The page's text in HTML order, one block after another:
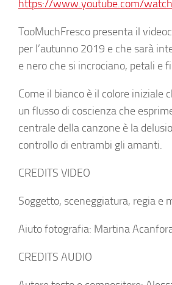
https://www.youtube.com/
TooMuchFresco presenta il
per l’autunno 2019 e che sarà
e nero che si incrociano, petali e
Come il bianco è il colore iniziale
un flusso di coscienza che
centrale della canzone è la
controllo di entrambi gli amanti.
CREDITS VIDEO
Soggetto, sceneggiatura, regia e
Aiuto fotografia: Martina
CREDITS AUDIO